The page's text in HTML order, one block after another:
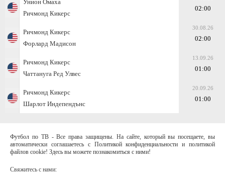
Унион Омаха
Ричмонд Кикерс
02:00
Ричмонд Кикерс
Форлард Мадисон
30.08.26
02:00
Ричмонд Кикерс
Чаттануга Ред Улвес
13.09.26
01:00
Ричмонд Кикерс
Шарлот Индепендънс
20.09.26
01:00
Футбол по ТВ - Все права защищены. На сайте, который вы посещаете, вы
автоматически соглашаетесь с Политикой конфиденциальности и политикой
файлов cookie! Здесь вы можете познакомиться с ними!
Свяжитесь с нами: